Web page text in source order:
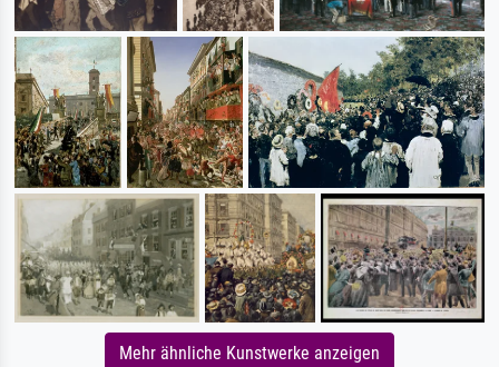
Mehr ähnliche Kunstwerke anzeigen